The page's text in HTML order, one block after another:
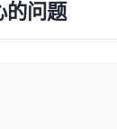
的问题